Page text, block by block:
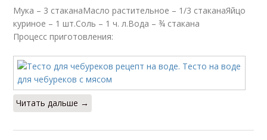
Мука – 3 стаканаМасло растительное – 1/3 стаканаЯйцо
куриное – 1 шт.Соль – 1 ч. л.Вода – ¾ стакана
Процесс приготовления:
Читать дальше →